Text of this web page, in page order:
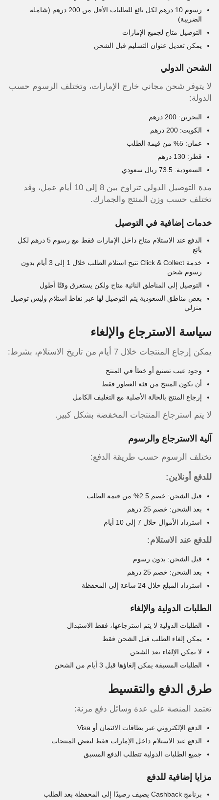
رسوم 10 درهم لكل بائع للطلبات الأقل من 200 درهم (شاملة
الضريبة)
التوصيل متاح لجميع الإمارات
يمكن تعديل عنوان التسليم قبل الشحن
الشحن الدولي
لا يتوفر شحن مجاني خارج الإمارات، وتختلف الرسوم حسب
الدولة:
البحرين: 200 درهم
الكويت: 200 درهم
عمان: 5% من قيمة الطلب
قطر: 130 درهم
السعودية: 73.5 ريال سعودي
مدة التوصيل الدولي تتراوح بين 8 إلى 10 أيام عمل، وقد
تختلف حسب وزن المنتج والجمارك.
خدمات إضافية في التوصيل
الدفع عند الاستلام متاح داخل الإمارات فقط مع رسوم 5 درهم لكل
بائع
خدمة Click & Collect تتيح استلام الطلب خلال 1 إلى 3 أيام بدون
رسوم شحن
التوصيل إلى المناطق النائية متاح ولكن يستغرق وقتًا أطول
بعض مناطق السعودية يتم التوصيل لها عبر نقاط استلام وليس توصيل
منزلي
سياسة الاسترجاع والإلغاء
يمكن إرجاع المنتجات خلال 7 أيام من تاريخ الاستلام، بشرط:
وجود عيب تصنيع أو خطأ في المنتج
أن يكون المنتج من فئة العطور فقط
إرجاع المنتج بالحالة الأصلية مع التغليف الكامل
لا يتم استرجاع المنتجات المخفضة بشكل كبير.
آلية الاسترجاع والرسوم
تختلف الرسوم حسب طريقة الدفع:
للدفع أونلاين:
قبل الشحن: خصم 2.5% من قيمة الطلب
بعد الشحن: خصم 25 درهم
استرداد الأموال خلال 7 إلى 10 أيام
للدفع عند الاستلام:
قبل الشحن: بدون رسوم
بعد الشحن: خصم 25 درهم
استرداد المبلغ خلال 24 ساعة إلى المحفظة
الطلبات الدولية والإلغاء
الطلبات الدولية لا يتم استرجاعها، فقط الاستبدال
يمكن إلغاء الطلب قبل الشحن فقط
لا يمكن الإلغاء بعد الشحن
الطلبات المسبقة يمكن إلغاؤها قبل 3 أيام من الشحن
طرق الدفع والتقسيط
تعتمد المنصة على عدة وسائل دفع مرنة:
الدفع الإلكتروني عبر بطاقات الائتمان أو Visa
الدفع عند الاستلام داخل الإمارات فقط لبعض المنتجات
جميع الطلبات الدولية تتطلب الدفع المسبق
مزايا إضافية للدفع
برنامج Cashback يضيف رصيدًا إلى المحفظة بعد الطلب